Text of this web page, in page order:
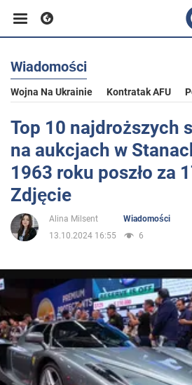
Biznes
Sport
Rozrywka
Życie
Społeczeństwo
Wojna na Ukrainie
Wiadomości
Wojna Na Ukrainie Kontratak AFU
Top 10 najdroższych
na aukcjach w
1963 roku poszło za
Zdjęcie
Alina Milsent
Wiadomości
13.10.2024 16:55
6